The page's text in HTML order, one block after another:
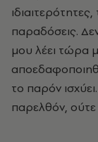
ιδιαιτερότητες,
παραδόσεις.
μου λέει τώρα
το παρόν
παρελθόν,